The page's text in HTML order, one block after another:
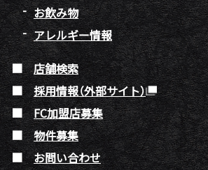
お飲み物
アレルギー情報
店舗検索
採用情報（外部サイト）
FC加盟店募集
物件募集
お問い合わせ